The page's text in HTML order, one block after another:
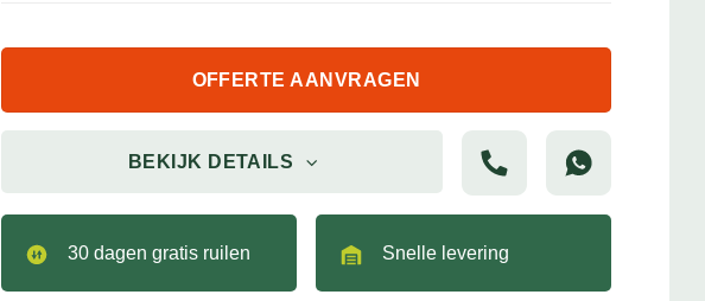
OFFERTE AANVRAGEN
BEKIJK DETAILS
30 dagen gratis ruilen Snelle levering